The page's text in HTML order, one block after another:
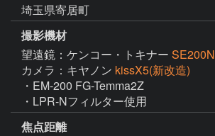
埼玉県寄居町
撮影機材
望遠鏡：ケンコー・トキナー SE200N
カメラ：キヤノン kissX5(新改造)
・EM-200 FG-Temma2Z
・LPR-Nフィルター使用
焦点距離